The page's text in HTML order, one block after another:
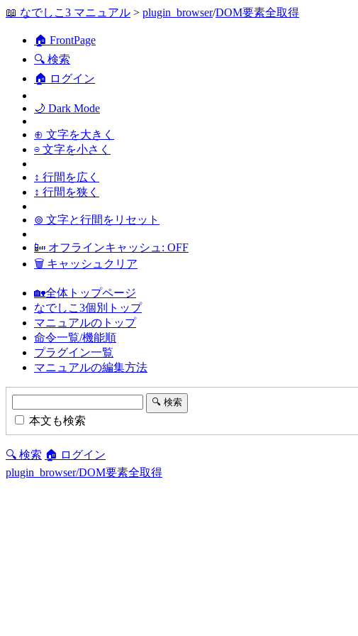
📖 なでしこ3 マニュアル > plugin_browser/DOM要素全取得
🏠 FrontPage
🔍 検索
🏠 ログイン
🌙 Dark Mode
⊕ 文字を大きく
⊖ 文字を小さく
↕ 行間を広く
↕ 行間を狭く
⊚ 文字と行間をリセット
📴 オフラインキャッシュ: OFF
🗑 キャッシュクリア
🏡全体トップページ
なでしこ3個別トップ
マニュアルのトップ
命令一覧/機能順
プラグイン一覧
マニュアルの編集方法
本文も検索
🔍 検索 🏠 ログイン
plugin_browser/DOM要素全取得